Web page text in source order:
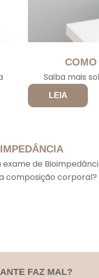
Saiba mais
LEIA
exame de
composição corporal?
FAZ MAL?